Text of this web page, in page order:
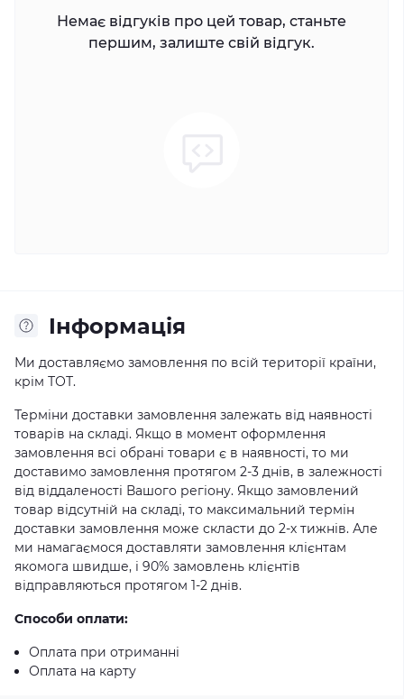
Немає відгуків про цей товар, станьте
першим, залиште свій відгук.
Iнформація
Ми доставляємо замовлення по всій території країни,
крім ТОТ.
Терміни доставки замовлення залежать від наявності
товарів на складі. Якщо в момент оформлення
замовлення всі обрані товари є в наявності, то ми
доставимо замовлення протягом 2-3 днів, в залежності
від віддаленості Вашого регіону. Якщо замовлений
товар відсутній на складі, то максимальний термін
доставки замовлення може скласти до 2-х тижнів. Але
ми намагаємося доставляти замовлення клієнтам
якомога швидше, і 90% замовлень клієнтів
відправляються протягом 1-2 днів.
Способи оплати:
Оплата при отриманні
Оплата на карту